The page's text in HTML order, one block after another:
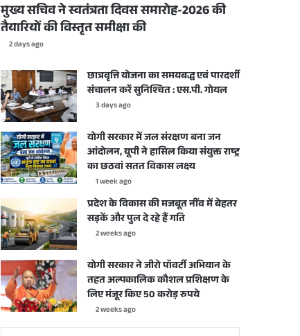
मुख्य सचिव ने स्वतंत्रता दिवस समारोह-2026 की
तैयारियों की विस्तृत समीक्षा की
2 days ago
छात्रवृत्ति योजना का समयबद्ध एवं पारदर्शी
संचालन करें सुनिश्चित : एस.पी. गोयल
3 days ago
योगी सरकार में जल संरक्षण बना जन
आंदोलन, यूपी ने हासिल किया संयुक्त राष्ट्र
का छठवां सतत विकास लक्ष्य
1 week ago
प्रदेश के विकास की मजबूत नींव में बेहतर
सड़कें और पुल दे रहे हैं गति
2 weeks ago
योगी सरकार ने जीरो पॉवर्टी अभियान के
तहत अल्पकालिक कौशल प्रशिक्षण के
लिए मंजूर किए 50 करोड़ रुपये
2 weeks ago